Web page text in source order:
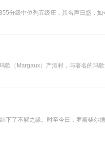
分级中位列五级庄，其名声日盛，如
歌（Margaux）产酒村，与著名的玛
了不解之缘。时至今日，罗斯柴尔